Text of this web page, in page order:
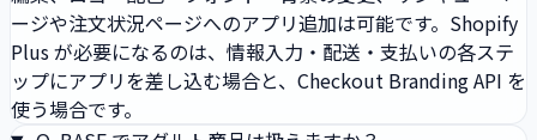
ージや注文状況ページへのアプリ追加は可能です。Shopify
Plus が必要になるのは、情報入力・配送・支払いの各ステ
ップにアプリを差し込む場合と、Checkout Branding API を
使う場合です。